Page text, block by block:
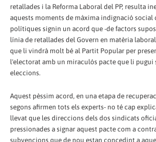
retallades i la Reforma Laboral del PP, resulta
aquests moments de màxima indignació social
polítiques signin un acord que -de factors
línia de retallades del Govern en matèria
que li vindrà molt bé al Partit Popular per
l'electorat amb un miraculós pacte que li pugui
eleccions.
Aquest pèssim acord, en una etapa de
segons afirmen tots els experts- no té cap
llevat que les direccions dels dos sindicats
pressionades a signar aquest pacte com a
subvencions que de nou estan concedint a